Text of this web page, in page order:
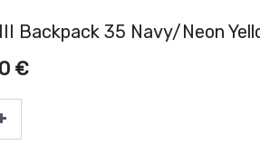
Backpack 35 Navy/Neon
€